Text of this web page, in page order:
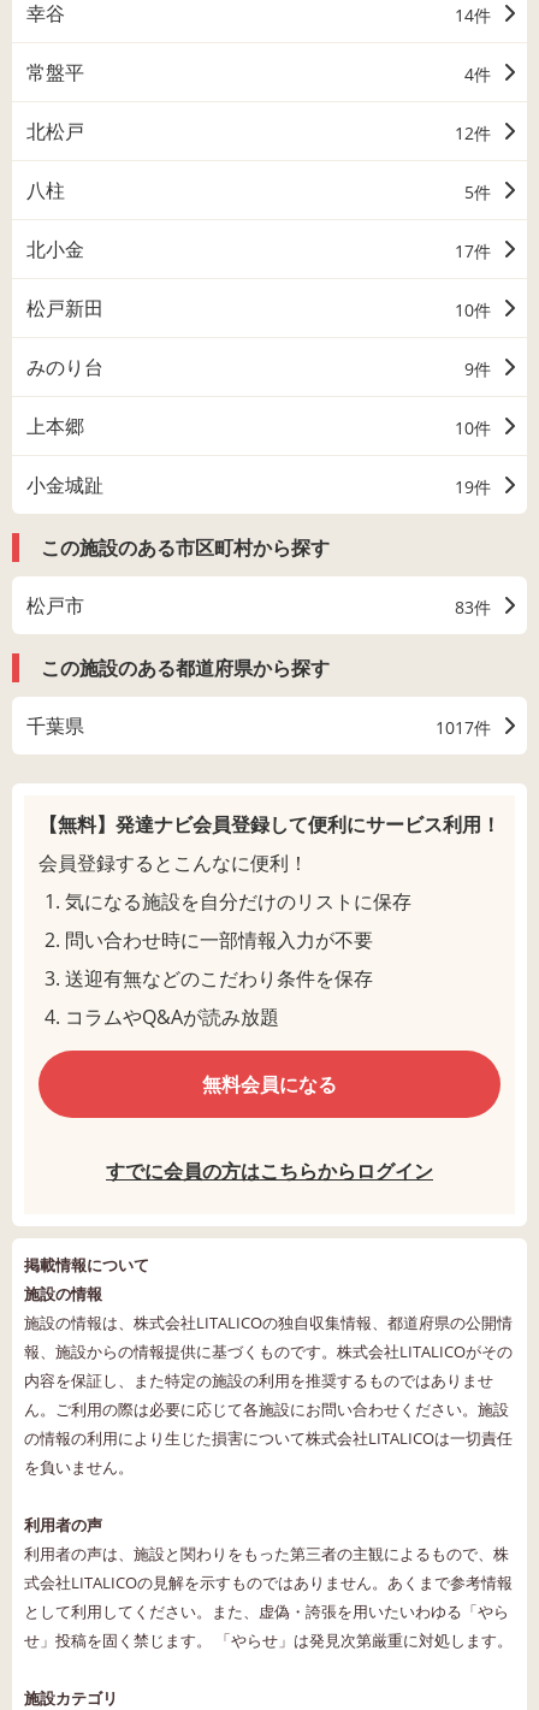
幸谷 14件
常盤平 4件
北松戸 12件
八柱 5件
北小金 17件
松戸新田 10件
みのり台 9件
上本郷 10件
小金城趾 19件
この施設のある市区町村から探す
松戸市 83件
この施設のある都道府県から探す
千葉県 1017件
【無料】発達ナビ会員登録して便利にサービス利用！
会員登録するとこんなに便利！
気になる施設を自分だけのリストに保存
問い合わせ時に一部情報入力が不要
送迎有無などのこだわり条件を保存
コラムやQ&Aが読み放題
無料会員になる
すでに会員の方はこちらからログイン
掲載情報について
施設の情報
施設の情報は、株式会社LITALICOの独自収集情報、都道府県の公開情
報、施設からの情報提供に基づくものです。株式会社LITALICOがその
内容を保証し、また特定の施設の利用を推奨するものではありませ
ん。ご利用の際は必要に応じて各施設にお問い合わせください。施設
の情報の利用により生じた損害について株式会社LITALICOは一切責任
を負いません。
利用者の声
利用者の声は、施設と関わりをもった第三者の主観によるもので、株
式会社LITALICOの見解を示すものではありません。あくまで参考情報
として利用してください。また、虚偽・誇張を用いたいわゆる「やら
せ」投稿を固く禁じます。 「やらせ」は発見次第厳重に対処します。
施設カテゴリ